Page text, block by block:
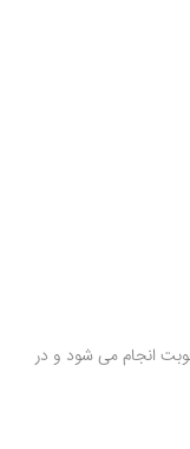
انجام می شود و در